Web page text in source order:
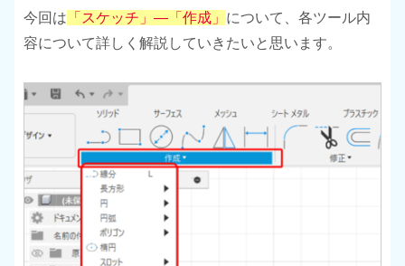
今回は 「スケッチ」―「作成」 について、各ツール内
容について詳しく解説していきたいと思います。